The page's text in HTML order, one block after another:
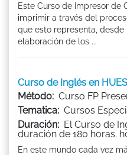
Este Curso de Impresor de
imprimir a través del
que esto representa,
elaboración de los ...
Curso de Inglés en
Método: Curso FP
Tematica: Cursos
Duración: El Curso de
duración de 180 horas.
En este mundo cada vez